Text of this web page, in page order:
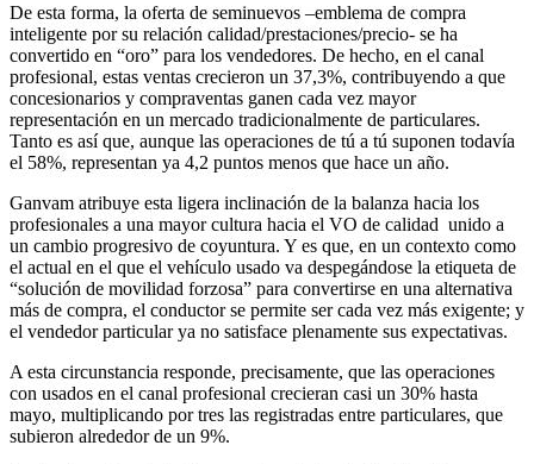
De esta forma, la oferta de seminuevos –emblema de compra
inteligente por su relación calidad/prestaciones/precio- se ha
convertido en “oro” para los vendedores. De hecho, en el canal
profesional, estas ventas crecieron un 37,3%, contribuyendo a que
concesionarios y compraventas ganen cada vez mayor
representación en un mercado tradicionalmente de particulares.
Tanto es así que, aunque las operaciones de tú a tú suponen todavía
el 58%, representan ya 4,2 puntos menos que hace un año.
Ganvam atribuye esta ligera inclinación de la balanza hacia los
profesionales a una mayor cultura hacia el VO de calidad unido a
un cambio progresivo de coyuntura. Y es que, en un contexto como
el actual en el que el vehículo usado va despegándose la etiqueta de
“solución de movilidad forzosa” para convertirse en una alternativa
más de compra, el conductor se permite ser cada vez más exigente; y
el vendedor particular ya no satisface plenamente sus expectativas.
A esta circunstancia responde, precisamente, que las operaciones
con usados en el canal profesional crecieran casi un 30% hasta
mayo, multiplicando por tres las registradas entre particulares, que
subieron alrededor de un 9%.